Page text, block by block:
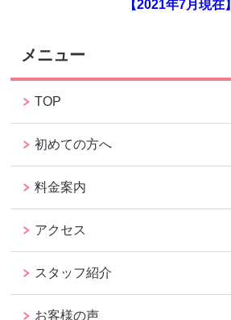
【2021年7月現在】
メニュー
TOP
初めての方へ
料金案内
アクセス
スタッフ紹介
お客様の声